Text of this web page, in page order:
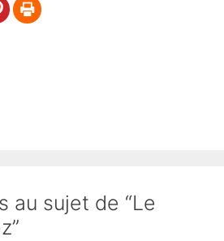
au sujet de “Le